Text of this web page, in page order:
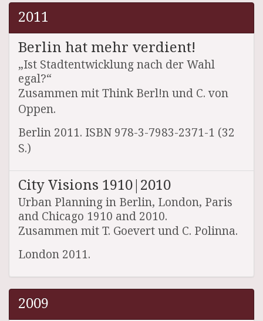
2011
Berlin hat mehr verdient!
„Ist Stadtentwicklung nach der Wahl
egal?“
Zusammen mit Think Berl!n und C. von
Oppen.
Berlin 2011. ISBN 978-3-7983-2371-1 (32
S.)
City Visions 1910|2010
Urban Planning in Berlin, London, Paris
and Chicago 1910 and 2010.
Zusammen mit T. Goevert und C. Polinna.
London 2011.
2009